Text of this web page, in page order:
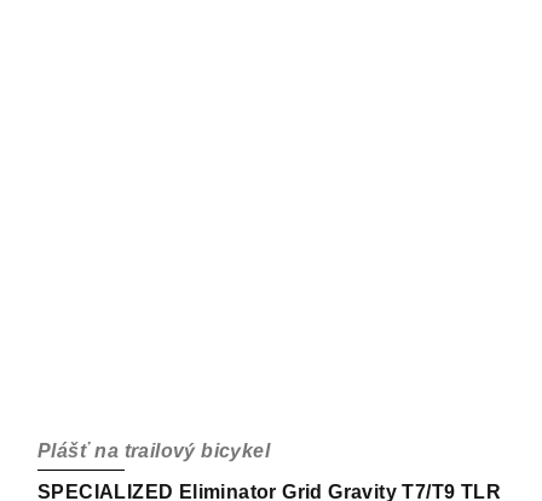
SPECIALIZED Eliminator Grid Gravity T7/T9 TLR
Plášť na trailový bicykel